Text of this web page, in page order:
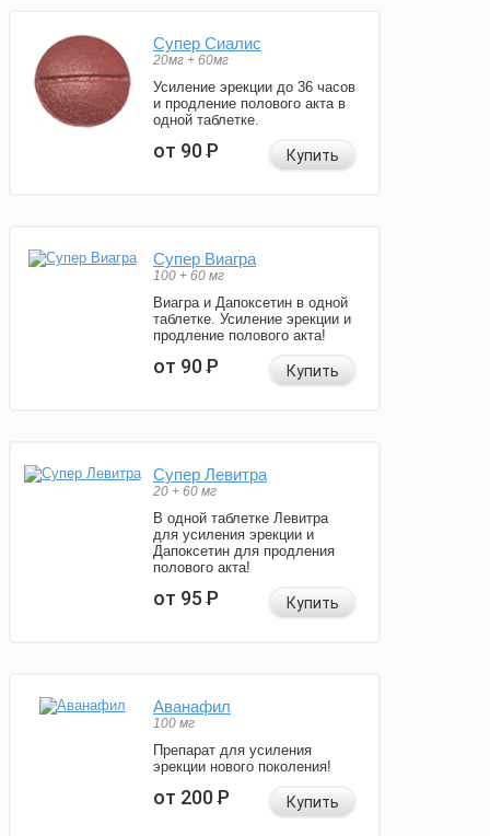
Супер Сиалис
20мг + 60мг
Усиление эрекции до 36 часов
и продление полового акта в
одной таблетке.
от 90Р Купить
Супер Виагра
100 + 60 мг
Виагра и Дапоксетин в одной
таблетке. Усиление эрекции и
продление полового акта!
от 90Р Купить
Супер Левитра
20 + 60 мг
В одной таблетке Левитра
для усиления эрекции и
Дапоксетин для продления
полового акта!
от 95Р Купить
Аванафил
100 мг
Препарат для усиления
эрекции нового поколения!
от 200Р Купить